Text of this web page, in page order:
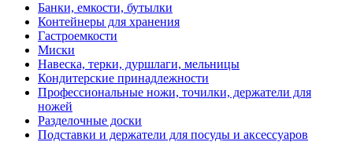
Банки, емкости, бутылки
Контейнеры для хранения
Гастроемкости
Миски
Навеска, терки, дуршлаги, мельницы
Кондитерские принадлежности
Профессиональные ножи, точилки, держатели для
ножей
Разделочные доски
Подставки и держатели для посуды и аксессуаров